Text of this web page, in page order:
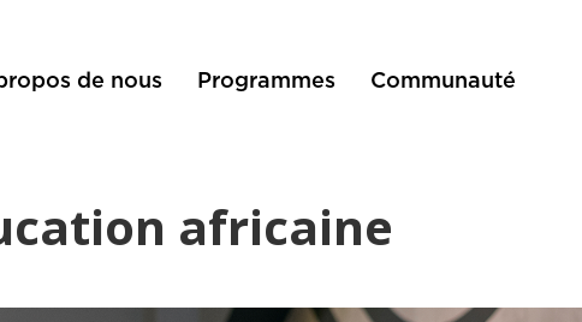
de nous Programmes Communauté
africaine